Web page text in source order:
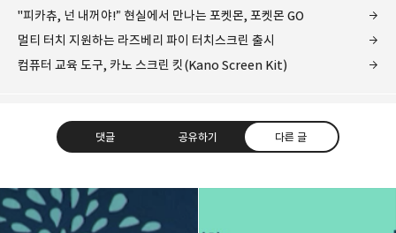
"피카츄, 넌 내꺼야!” 현실에서 만나는 포켓몬, 포켓몬 GO
멀티 터치 지원하는 라즈베리 파이 터치스크린 출시
컴퓨터 교육 도구, 카노 스크린 킷(Kano Screen Kit)
댓글 공유하기 다른 글